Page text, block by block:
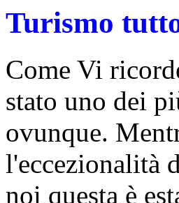
Turismo
Come Vi
stato uno dei
ovunque.
l'eccezionalità
noi questa è